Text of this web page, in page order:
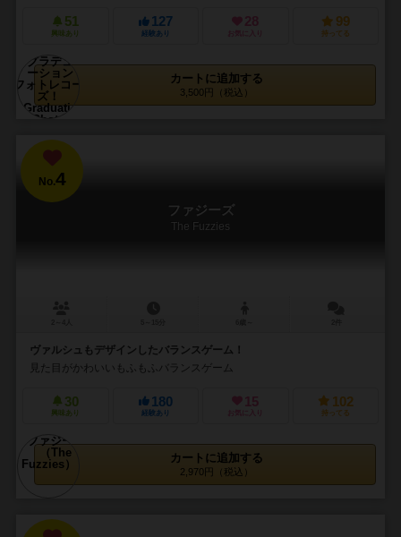
51
興味あり
127
経験あり
28
お気に入り
99
持ってる
カートに追加する
3,500円（税込）
No.4
ファジーズ
The Fuzzies
ヴァルシュもデザインしたバランスゲーム！
見た目がかわいいもふもふバランスゲーム
30
興味あり
180
経験あり
15
お気に入り
102
持ってる
カートに追加する
2,970円（税込）